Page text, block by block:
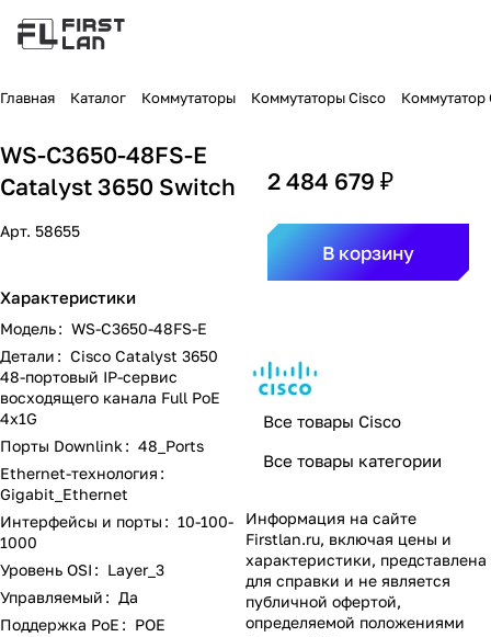
Главная Каталог Коммутаторы Коммутаторы Cisco Коммутатор
WS-C3650-48FS-E
Catalyst 3650 Switch
Арт. 58655
Характеристики
Модель: WS-C3650-48FS-E
Детали: Cisco Catalyst 3650
48-портовый IP-сервис
восходящего канала Full PoE
4x1G
Порты Downlink: 48_Ports
Ethernet-технология:
Gigabit_Ethernet
Интерфейсы и порты: 10-100-
1000
Уровень OSI: Layer_3
Управляемый: Да
Поддержка PoE: POE
2 484 679 ₽
В корзину
Все товары Cisco
Все товары категории
Информация на сайте
Firstlan.ru, включая цены и
характеристики, представлена
для справки и не является
публичной офертой,
определяемой положениями